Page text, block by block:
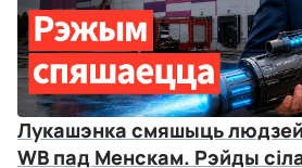
Лукашэнка смяшыць
WB пад Менскам. Рэйды